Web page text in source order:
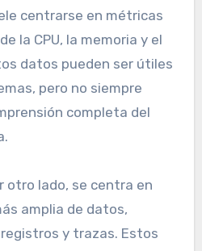
centrarse en métricas
la CPU, la memoria y el
datos pueden ser útiles
pero no siempre
completa del
otro lado, se centra en
amplia de datos,
y trazas. Estos